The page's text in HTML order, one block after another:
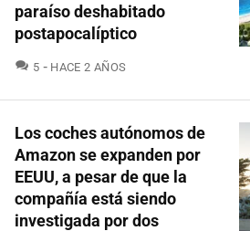
paraíso deshabitado
postapocalíptico
5 COMENTARIOS
HACE 2 AÑOS
Los coches autónomos de
Amazon se expanden por
EEUU, a pesar de que la
compañía está siendo
investigada por dos